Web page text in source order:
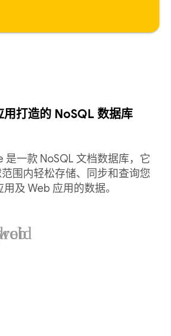
用打造的 NoSQL 数据库
一款 NoSQL 文档数据库，它
围内轻松存储、同步和查询您
及 Web 应用的数据。